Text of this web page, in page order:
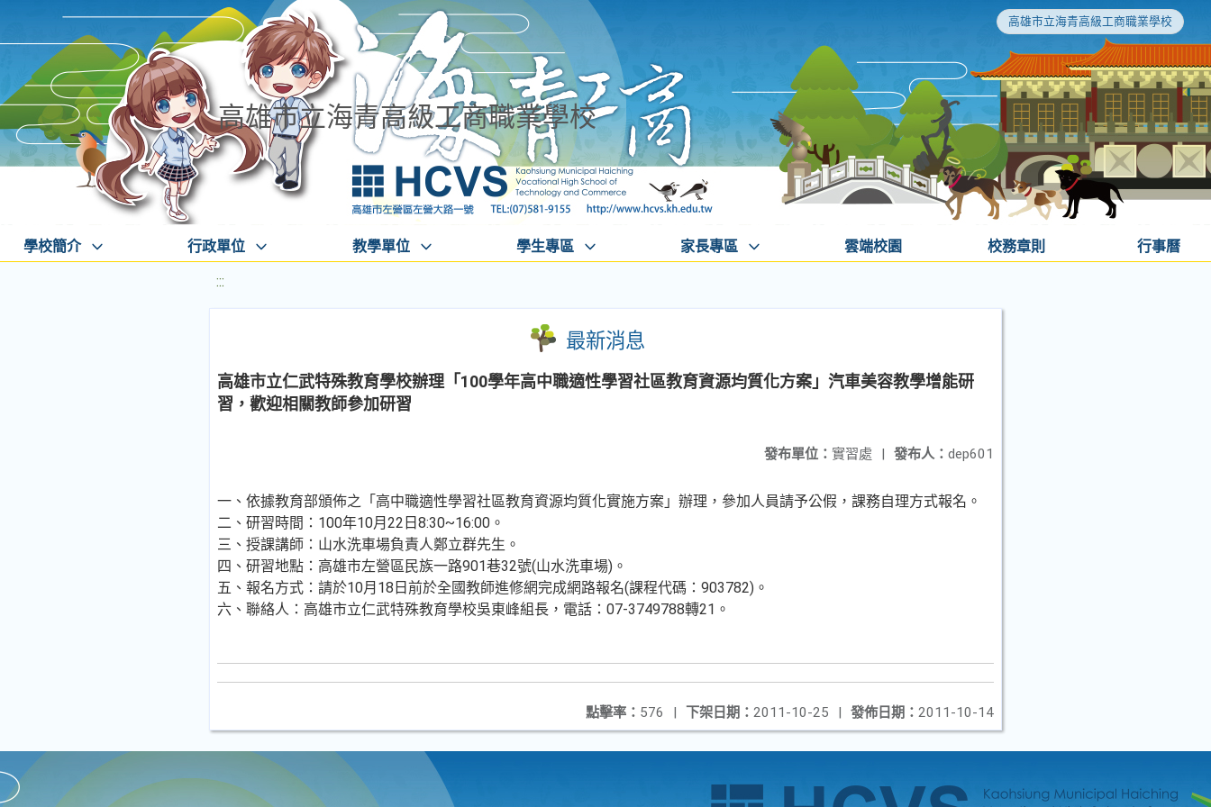
高雄市立海青高級工商職業學校
高雄市立海青高級工商職業學校
學校簡介 行政單位 教學單位 學生專區 家長專區 雲端校園 校務章則 行事曆
:::
最新消息
高雄市立仁武特殊教育學校辦理「100學年高中職適性學習社區教育資源均質化方案」汽車美容教學增能研
習，歡迎相關教師參加研習
發布人： dep601
發布單位： 實習處 |
一、依據教育部頒佈之「高中職適性學習社區教育資源均質化實施方案」辦理，參加人員請予公假，課務自理方式報名。
二、研習時間：100年10月22日8:30~16:00。
三、授課講師：山水洗車場負責人鄭立群先生。
四、研習地點：高雄市左營區民族一路901巷32號(山水洗車場)。
五、報名方式：請於10月18日前於全國教師進修網完成網路報名(課程代碼：903782)。
六、聯絡人：高雄市立仁武特殊教育學校吳東峰組長，電話：07-3749788轉21。
發佈日期： 2011-10-14
下架日期： 2011-10-25 |
點擊率： 576 |